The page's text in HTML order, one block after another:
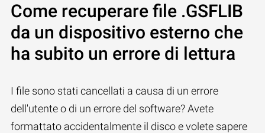
Come recuperare file .GSFLIB
da un dispositivo esterno che
ha subito un errore di lettura
I file sono stati cancellati a causa di un errore
dell'utente o di un errore del software? Avete
formattato accidentalmente il disco e volete sapere